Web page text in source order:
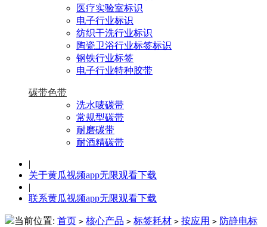
医疗实验室标识
电子行业标识
纺织干洗行业标识
陶瓷卫浴行业标签标识
钢铁行业标签
电子行业特种胶带
碳带色带
洗水唛碳带
常规型碳带
耐磨碳带
耐酒精碳带
|
关于黄瓜视频app无限观看下载
|
联系黄瓜视频app无限观看下载
当前位置: 首页 > 核心产品 > 标签耗材 > 按应用 > 防静电标